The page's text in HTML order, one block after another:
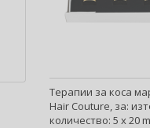
Терапии за коса
Hair Couture, за:
количество: 5 x 20